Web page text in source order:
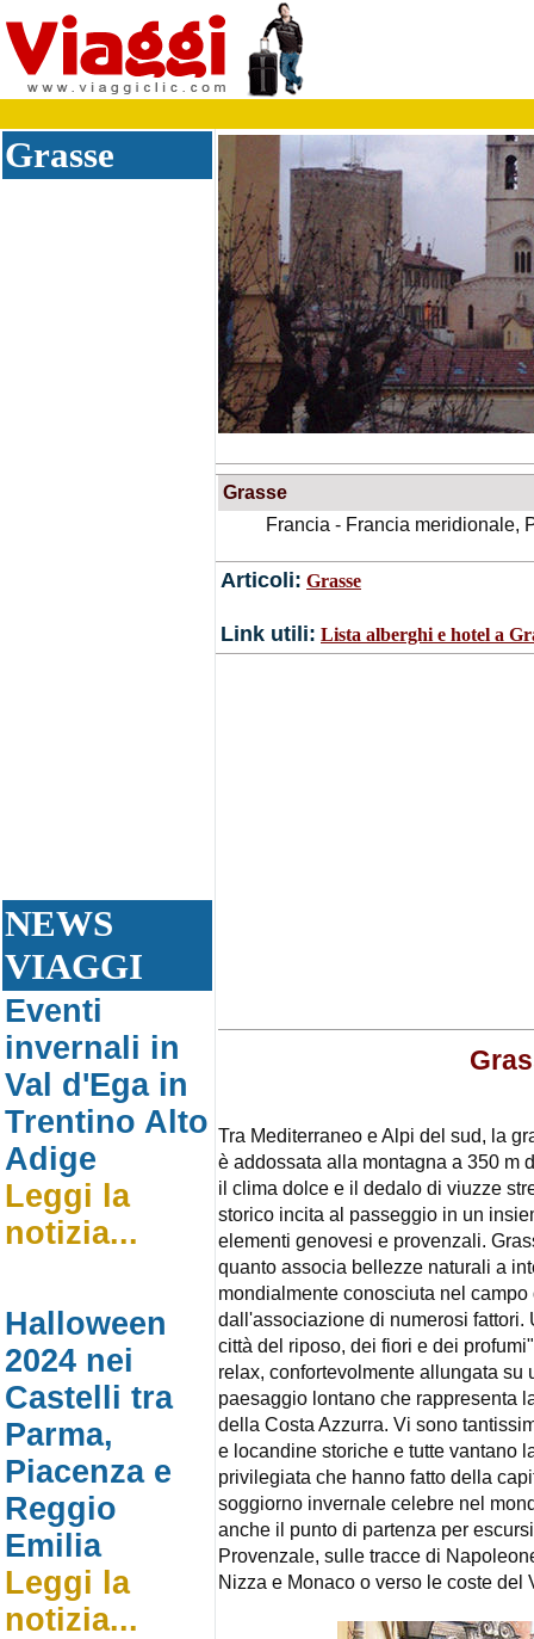
Grasse
NEWS
VIAGGI
Eventi
invernali in
Val d'Ega in
Trentino Alto
Adige
Leggi la
notizia...
Halloween
2024 nei
Castelli tra
Parma,
Piacenza e
Reggio
Emilia
Leggi la
notizia...
Grasse
Francia - Francia meridionale,
Articoli: Grasse
Link utili: Lista alberghi e hotel a
Tra Mediterraneo e Alpi del sud, la
è addossata alla montagna a 350 m
il clima dolce e il dedalo di viuzze
storico incita al passeggio in un
elementi genovesi e provenzali.
quanto associa bellezze naturali a
mondialmente conosciuta nel
dall'associazione di numerosi fattori.
città del riposo, dei fiori e dei
relax, confortevolmente allungata su
paesaggio lontano che rappresenta
della Costa Azzurra. Vi sono
e locandine storiche e tutte vantano
privilegiata che hanno fatto della
soggiorno invernale celebre nel
anche il punto di partenza per
Provenzale, sulle tracce di
Nizza e Monaco o verso le coste del